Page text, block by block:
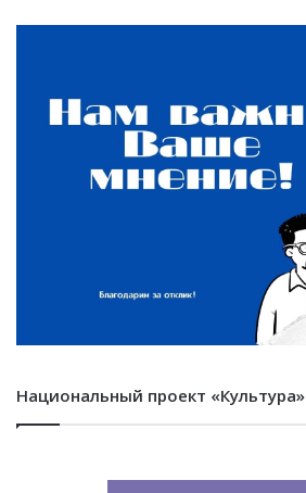
Национальный проект «Культура»